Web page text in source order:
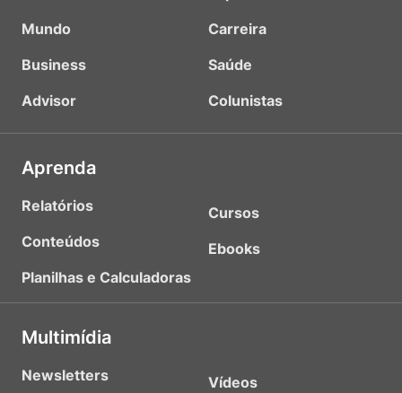
Mundo
Business
Advisor
Carreira
Saúde
Colunistas
Aprenda
Relatórios
Conteúdos
Planilhas e Calculadoras
Cursos
Ebooks
Multimídia
Newsletters
Vídeos